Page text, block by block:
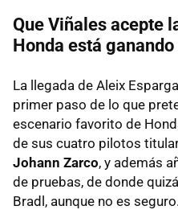
Que Viñales acepte
Honda está
La llegada de Aleix
primer paso de lo que
escenario favorito de
de sus cuatro pilotos
Johann Zarco, y además
de pruebas, de donde
Bradl, aunque no es seguro.